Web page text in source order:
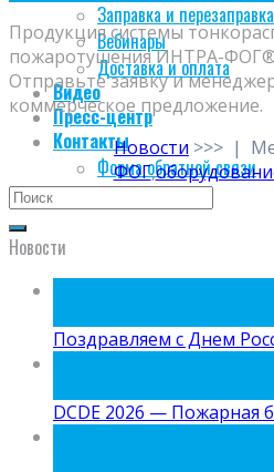
Заправка и
Вебинары
Доставка и оплата
Видео
Пресс-центр
Контакты
Форма обратной связи
Продукция системы
пожаротушения ИНТРА-ФОГ®
Отправьте заявку и
коммерческое предложение.
Новости >>> |
ФОГ,
Новости
Поздравляем с Днем
DCDE 2026 — Пожарная